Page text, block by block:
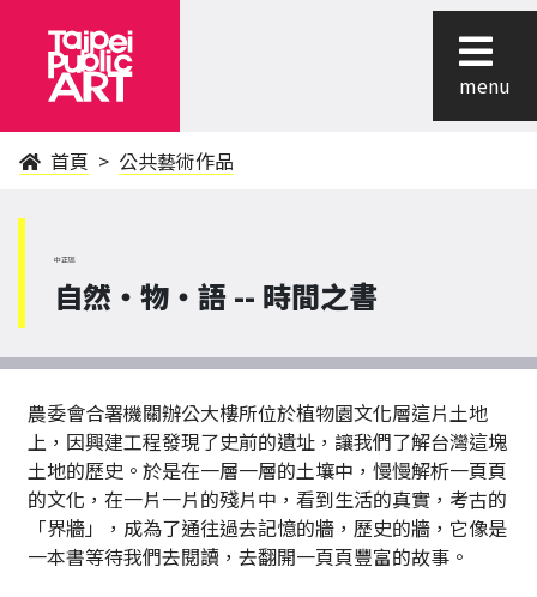
menu
首頁 公共藝術作品
中正區
自然‧物‧語 -- 時間之書
農委會合署機關辦公大樓所位於植物園文化層這片土地
上，因興建工程發現了史前的遺址，讓我們了解台灣這塊
土地的歷史。於是在一層一層的土壤中，慢慢解析一頁頁
的文化，在一片一片的殘片中，看到生活的真實，考古的
「界牆」，成為了通往過去記憶的牆，歷史的牆，它像是
一本書等待我們去閱讀，去翻開一頁頁豐富的故事。